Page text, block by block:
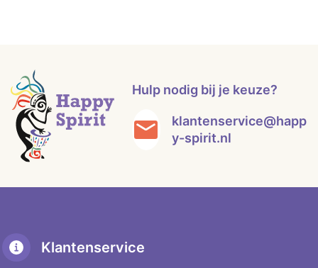
Hulp nodig bij je keuze?
klantenservice@happ
y-spirit.nl
Klantenservice